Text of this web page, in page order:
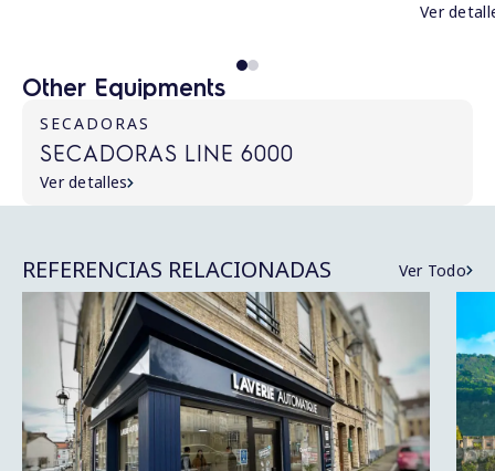
Ver
Other Equipments
SECADORAS
SECADORAS LINE 6000
Ver detalles
REFERENCIAS RELACIONADAS Ver Todo